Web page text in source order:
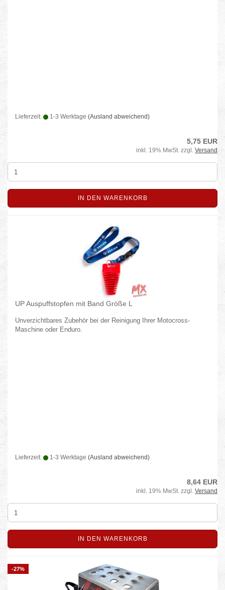
Lieferzeit: 1-3 Werktage (Ausland abweichend)
5,75 EUR
inkl. 19% MwSt. zzgl. Versand
IN DEN WARENKORB
UP Auspuffstopfen mit Band Größe L
Unverzichtbares Zubehör bei der Reinigung Ihrer Motocross-
Maschine oder Enduro.
Lieferzeit: 1-3 Werktage (Ausland abweichend)
8,64 EUR
inkl. 19% MwSt. zzgl. Versand
IN DEN WARENKORB
-27%